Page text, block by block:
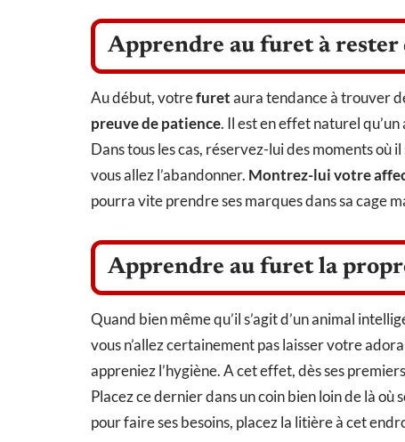
Apprendre au furet à rester
Au début, votrefuretaura tendance à trouver
preuve de patience. Il est en effet naturel
Dans tous les cas, réservez-lui des moments où
vous allez l’abandonner. Montrez-lui votre
pourra vite prendre ses marques dans sa cage
Apprendre au furet la
Quand bien même qu’il s’agit d’un animal
vous n’allez certainement pas laisser votre
appreniez l’hygiène. A cet effet, dès ses
Placez ce dernier dans un coin bien loin de là
pour faire ses besoins, placez la litière à cet